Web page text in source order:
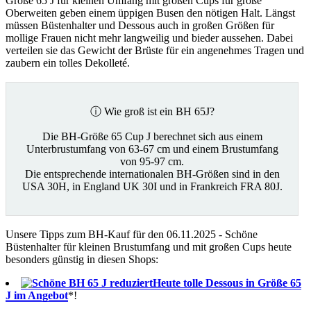
Oberweiten geben einem üppigen Busen den nötigen Halt. Längst
müssen Büstenhalter und Dessous auch in großen Größen für
mollige Frauen nicht mehr langweilig und bieder aussehen. Dabei
verteilen sie das Gewicht der Brüste für ein angenehmes Tragen und
zaubern ein tolles Dekolleté.
ⓘ Wie groß ist ein BH 65J?
Die BH-Größe 65 Cup J berechnet sich aus einem
Unterbrustumfang von 63-67 cm und einem Brustumfang
von 95-97 cm.
Die entsprechende internationalen BH-Größen sind in den
USA 30H, in England UK 30I und in Frankreich FRA 80J.
Unsere Tipps zum BH-Kauf für den 06.11.2025 - Schöne
Büstenhalter für kleinen Brustumfang und mit großen Cups heute
besonders günstig in diesen Shops:
Heute tolle Dessous in Größe 65
J im Angebot*!